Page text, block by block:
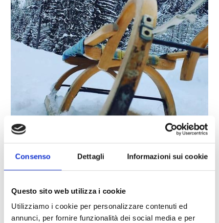
Consenso Dettagli Informazioni sui cookie
Questo sito web utilizza i cookie
Utilizziamo i cookie per personalizzare contenuti ed
annunci, per fornire funzionalità dei social media e per
LA PISTA NATURALE PER SLITTINI HÖLDERLE
tutta la famiglia! Basta una slitta, e il gioco è
fatto. Dopo una ...
0:30 h
1,4 km
Saperne di più